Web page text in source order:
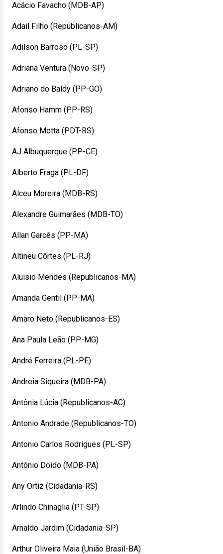
Acácio Favacho (MDB-AP)
Adail Filho (Republicanos-AM)
Adilson Barroso (PL-SP)
Adriana Ventura (Novo-SP)
Adriano do Baldy (PP-GO)
Afonso Hamm (PP-RS)
Afonso Motta (PDT-RS)
AJ Albuquerque (PP-CE)
Alberto Fraga (PL-DF)
Alceu Moreira (MDB-RS)
Alexandre Guimarães (MDB-TO)
Allan Garcês (PP-MA)
Altineu Côrtes (PL-RJ)
Aluisio Mendes (Republicanos-MA)
Amanda Gentil (PP-MA)
Amaro Neto (Republicanos-ES)
Ana Paula Leão (PP-MG)
André Ferreira (PL-PE)
Andreia Siqueira (MDB-PA)
Antônia Lúcia (Republicanos-AC)
Antonio Andrade (Republicanos-TO)
Antonio Carlos Rodrigues (PL-SP)
Antônio Doido (MDB-PA)
Any Ortiz (Cidadania-RS)
Arlindo Chinaglia (PT-SP)
Arnaldo Jardim (Cidadania-SP)
Arthur Oliveira Maia (União Brasil-BA)